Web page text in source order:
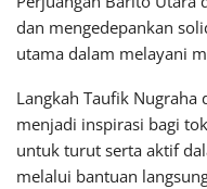
dan mengedepankan
utama dalam melayani
Langkah Taufik
menjadi inspirasi bagi
untuk turut serta aktif
melalui bantuan